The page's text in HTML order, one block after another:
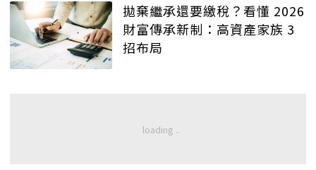
拋棄繼承還要繳稅？看懂 2026
財富傳承新制：高資產家族 3
招布局